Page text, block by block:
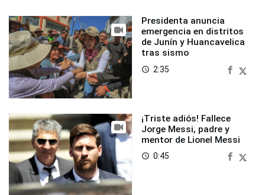
Presidenta anuncia
emergencia en distritos
de Junín y Huancavelica
tras sismo
access_time 2:35
¡Triste adiós! Fallece
Jorge Messi, padre y
mentor de Lionel Messi
access_time 0:45